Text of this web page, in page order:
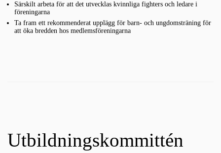
Särskilt arbeta för att det utvecklas kvinnliga fighters och ledare i
föreningarna
Ta fram ett rekommenderat upplägg för barn- och ungdomsträning för
att öka bredden hos medlemsföreningarna
Utbildningskommittén